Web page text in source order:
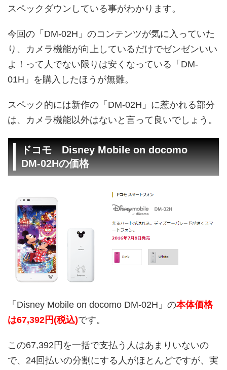
スペックダウンしている事がわかります。
今回の「DM-02H」のコンテンツが気に入っていた
り、カメラ機能が向上しているだけでゼンゼンいい
よ！って人でない限りは安くなっている「DM-
01H」を購入したほうが無難。
スペック的には新作の「DM-02H」に惹かれる部分
は、カメラ機能以外はないと言って良いでしょう。
ドコモ Disney Mobile on docomo
DM-02Hの価格
「Disney Mobile on docomo DM-02H」の本体価格
は67,392円(税込)です。
この67,392円を一括で支払う人はあまりいないの
で、24回払いの分割にする人がほとんどですが、実